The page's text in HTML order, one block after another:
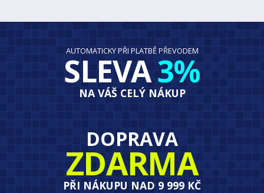
AUTOMATICKY PŘI PLATBĚ PŘEVODEM
SLEVA3%
NA VÁŠ CELÝ NÁKUP
DOPRAVA
ZDARMA
PŘI NÁKUPU NAD 9 999 KČ